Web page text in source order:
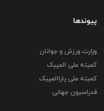
پیوندها
وزارت ورزش و جوانان
کمیته ملی المپیک
کمیته ملی پاراالمپیک
فدراسیون جهانی